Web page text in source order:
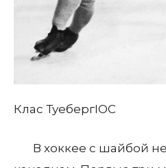
Клас ТуебергIOC
В хоккее с шайбой